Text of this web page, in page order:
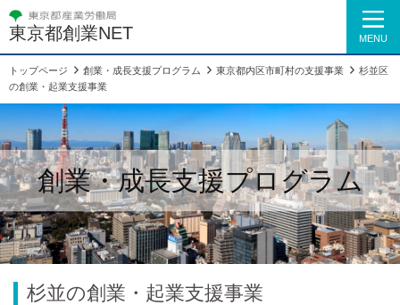
東京都創業NET MENU
トップページ 創業・成長支援プログラム 東京都内区市町村の支援事業
杉並区
の創業・起業支援事業
創業・成長支援プログラム
杉並の創業・起業支援事業